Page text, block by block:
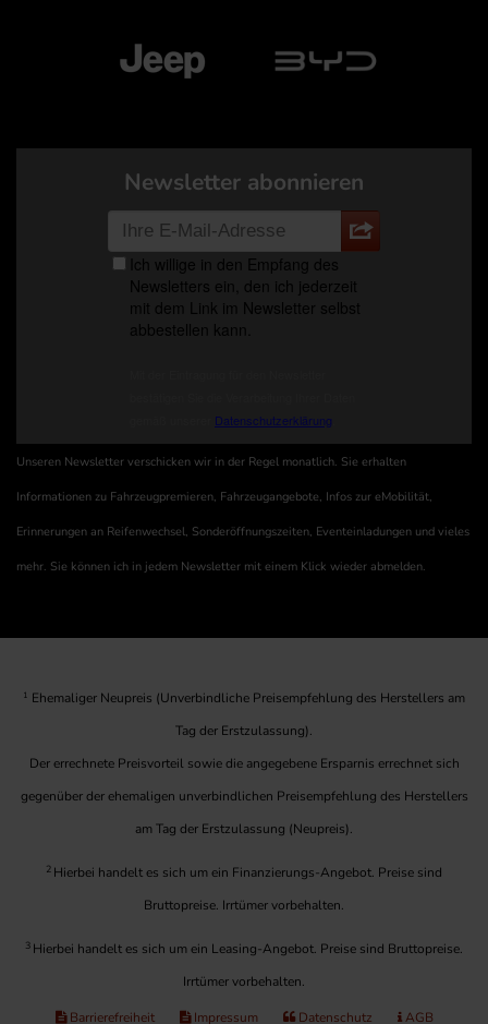
Newsletter abonnieren
Unseren Newsletter verschicken wir in der Regel monatlich. Sie erhalten
Informationen zu Fahrzeugpremieren, Fahrzeugangebote, Infos zur eMobilität,
Erinnerungen an Reifenwechsel, Sonderöffnungszeiten, Eventeinladungen und vieles
mehr. Sie können ich in jedem Newsletter mit einem Klick wieder abmelden.
1 Ehemaliger Neupreis (Unverbindliche Preisempfehlung des Herstellers am
Tag der Erstzulassung).
Der errechnete Preisvorteil sowie die angegebene Ersparnis errechnet sich
gegenüber der ehemaligen unverbindlichen Preisempfehlung des Herstellers
am Tag der Erstzulassung (Neupreis).
2 Hierbei handelt es sich um ein Finanzierungs-Angebot. Preise sind
Bruttopreise. Irrtümer vorbehalten.
3 Hierbei handelt es sich um ein Leasing-Angebot. Preise sind Bruttopreise.
Irrtümer vorbehalten.
Barrierefreiheit Impressum Datenschutz AGB